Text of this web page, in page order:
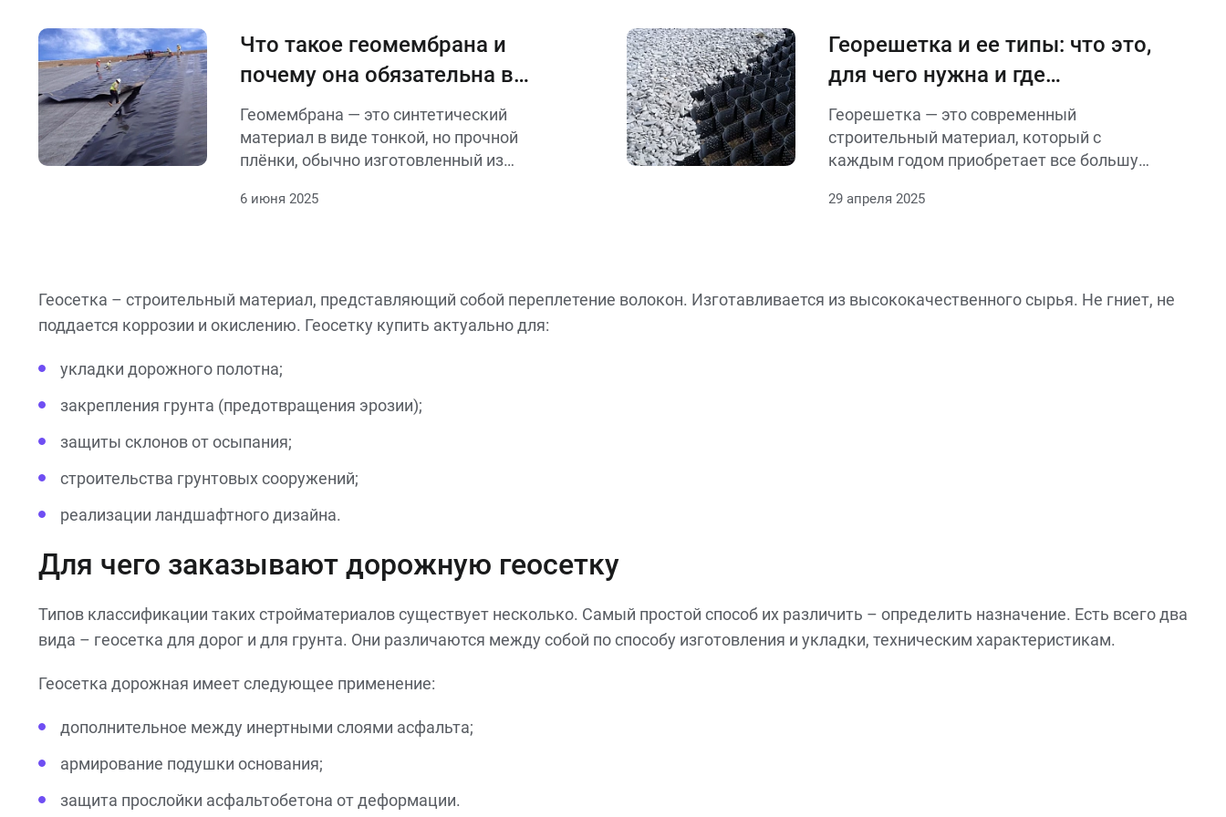
береговых линий, дамб, а также в
грунтов и гидроизоляции.
Что такое геомембрана и
почему она обязательна в
строительстве
Геомембрана — это синтетический
материал в виде тонкой, но прочной
плёнки, обычно изготовленный из
поливинилхлорида (ПВХ) или других
жидкостей и газов.
6 июня 2025
Георешетка и ее типы: что это,
для чего нужна и где
применяется
Георешетка — это современный
строительный материал, который с
каждым годом приобретает все большую
уникальный продукт представляет собой
укрепления грунта, стабилизации
29 апреля 2025
Геосетка – строительный материал, представляющий собой переплетение волокон. Изготавливается из высококачественного сырья. Не гниет, не
поддается коррозии и окислению. Геосетку купить актуально для:
укладки дорожного полотна;
закрепления грунта (предотвращения эрозии);
защиты склонов от осыпания;
строительства грунтовых сооружений;
реализации ландшафтного дизайна.
Для чего заказывают дорожную геосетку
Типов классификации таких стройматериалов существует несколько. Самый простой способ их различить – определить назначение. Есть всего два
вида – геосетка для дорог и для грунта. Они различаются между собой по способу изготовления и укладки, техническим характеристикам.
Геосетка дорожная имеет следующее применение:
дополнительное между инертными слоями асфальта;
армирование подушки основания;
защита прослойки асфальтобетона от деформации.